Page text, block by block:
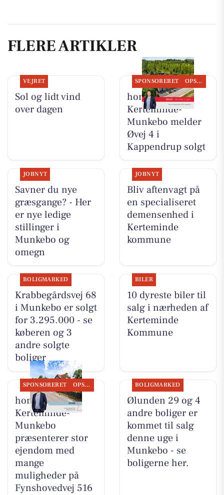
FLERE ARTIKLER
VEJRET
Sol og lidt vind
over dagen
SPONSORERET OPSLAGSTAVLEN
home
Kerteminde-
Munkebo melder
Øvej 4 i
Kappendrup solgt
JOBNYT
Savner du nye
græsgange? - Her
er nye ledige
stillinger i
Munkebo og
omegn
JOBNYT
Bliv aftenvagt på
en specialiseret
demensenhed i
Kerteminde
kommune
BOLIGMARKED
Krabbegårdsvej 68
i Munkebo er solgt
for 3.295.000 - se
køberen og 3
andre solgte
boliger
BILER
10 dyreste biler til
salg i nærheden af
Kerteminde
Kommune
SPONSORERET OPSLAGSTAVLEN
home
Kerteminde-
Munkebo
præsenterer stor
ejendom med
mange
muligheder på
Fynshovedvej 516
BOLIGMARKED
Ølunden 29 og 4
andre boliger er
kommet til salg
denne uge i
Munkebo - se
boligerne her.